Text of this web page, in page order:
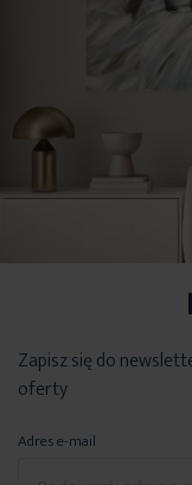
Zapisz się do
oferty
Adres e-mail